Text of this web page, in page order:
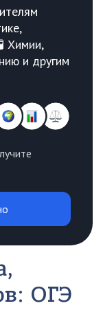
Химии,
и другим
ОГЭ